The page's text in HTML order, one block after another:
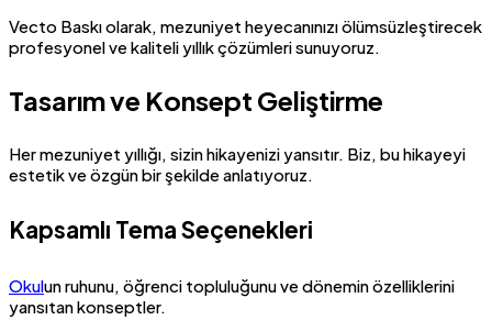
Vecto Baskı olarak, mezuniyet heyecanınızı ölümsüzleştirecek
profesyonel ve kaliteli yıllık çözümleri sunuyoruz.
Tasarım ve Konsept Geliştirme
Her mezuniyet yıllığı, sizin hikayenizi yansıtır. Biz, bu hikayeyi
estetik ve özgün bir şekilde anlatıyoruz.
Kapsamlı Tema Seçenekleri
Okulun ruhunu, öğrenci topluluğunu ve dönemin özelliklerini
yansıtan konseptler.